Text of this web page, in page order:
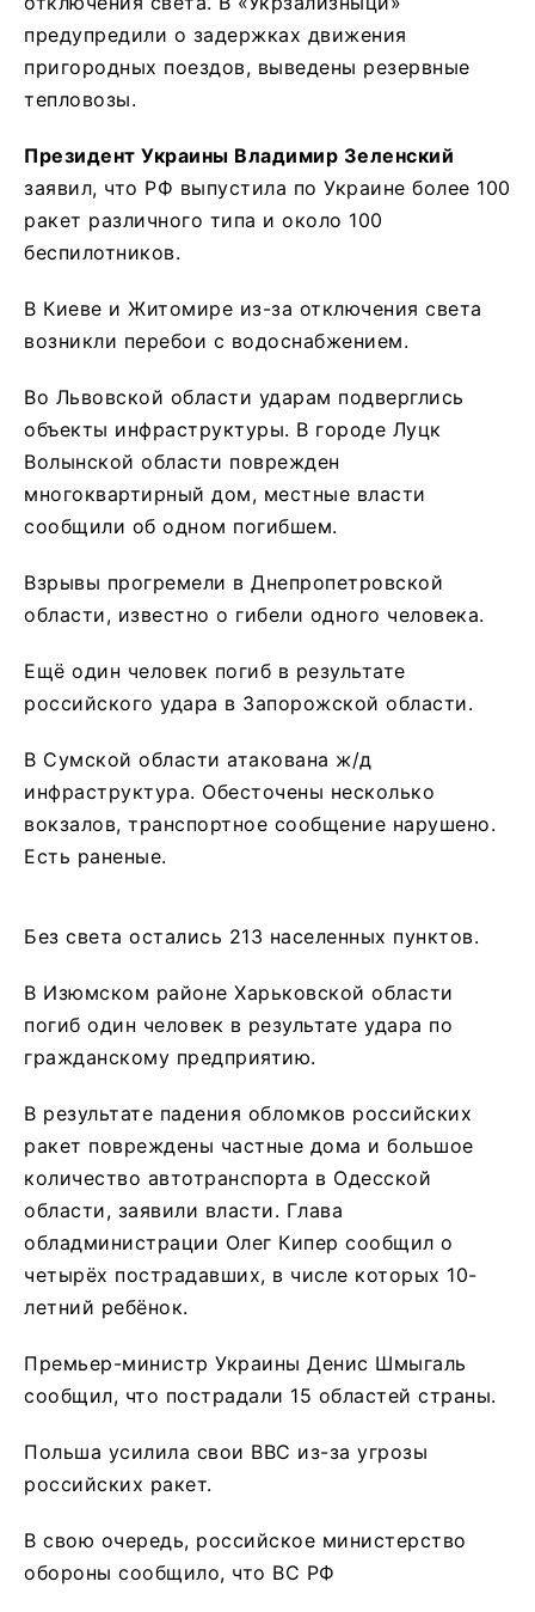
предупредили о задержках движения
пригородных поездов, выведены резервные
тепловозы.
Президент Украины Владимир Зеленский
заявил, что РФ выпустила по Украине более 100
ракет различного типа и около 100
беспилотников.
В Киеве и Житомире из-за отключения света
возникли перебои с водоснабжением.
Во Львовской области ударам подверглись
объекты инфраструктуры. В городе Луцк
Волынской области поврежден
многоквартирный дом, местные власти
сообщили об одном погибшем.
Взрывы прогремели в Днепропетровской
области, известно о гибели одного человека.
Ещё один человек погиб в результате
российского удара в Запорожской области.
В Сумской области атакована ж/д
инфраструктура. Обесточены несколько
вокзалов, транспортное сообщение нарушено.
Есть раненые.
Без света остались 213 населенных пунктов.
В Изюмском районе Харьковской области
погиб один человек в результате удара по
гражданскому предприятию.
В результате падения обломков российских
ракет повреждены частные дома и большое
количество автотранспорта в Одесской
области, заявили власти. Глава
обладминистрации Олег Кипер сообщил о
четырёх пострадавших, в числе которых 10-
летний ребёнок.
Премьер-министр Украины Денис Шмыгаль
сообщил, что пострадали 15 областей страны.
Польша усилила свои ВВС из-за угрозы
российских ракет.
В свою очередь, российское министерство
обороны сообщило, что ВС РФ